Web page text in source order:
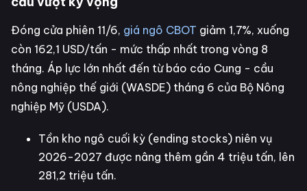
Đóng cửa phiên 11/6, giá ngô CBOT giảm 1,7%, xuống
còn 162,1 USD/tấn - mức thấp nhất trong vòng 8
tháng. Áp lực lớn nhất đến từ báo cáo Cung - cầu
nông nghiệp thế giới (WASDE) tháng 6 của Bộ Nông
nghiệp Mỹ (USDA).
Tồn kho ngô cuối kỳ (ending stocks) niên vụ
2026-2027 được nâng thêm gần 4 triệu tấn, lên
281,2 triệu tấn.